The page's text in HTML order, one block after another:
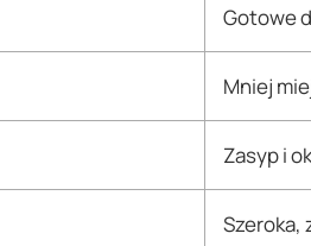
Gotowe
Mniej
Zasyp i
Szeroka,